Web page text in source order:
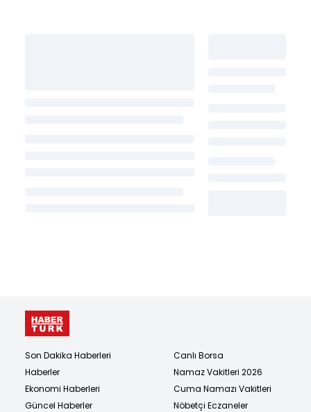
Son Dakika Haberleri
Haberler
Ekonomi Haberleri
Güncel Haberler
Canlı Borsa
Namaz Vakitleri 2026
Cuma Namazı Vakitleri
Nöbetçi Eczaneler